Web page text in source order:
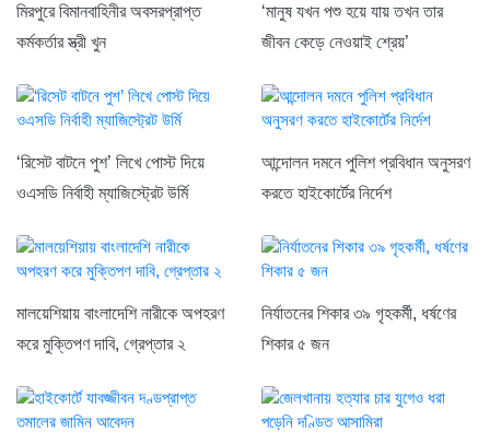
মিরপুরে বিমানবাহিনীর অবসরপ্রাপ্ত
কর্মকর্তার স্ত্রী খুন
‘মানুষ যখন পশু হয়ে যায় তখন তার
জীবন কেড়ে নেওয়াই শ্রেয়’
‘রিসেট বাটনে পুশ’ লিখে পোস্ট দিয়ে
ওএসডি নির্বাহী ম্যাজিস্ট্রেট উর্মি
আন্দোলন দমনে পুলিশ প্রবিধান অনুসরণ
করতে হাইকোর্টের নির্দেশ
মালয়েশিয়ায় বাংলাদেশি নারীকে অপহরণ
করে মুক্তিপণ দাবি, গ্রেপ্তার ২
নির্যাতনের শিকার ৩৯ গৃহকর্মী, ধর্ষণের
শিকার ৫ জন